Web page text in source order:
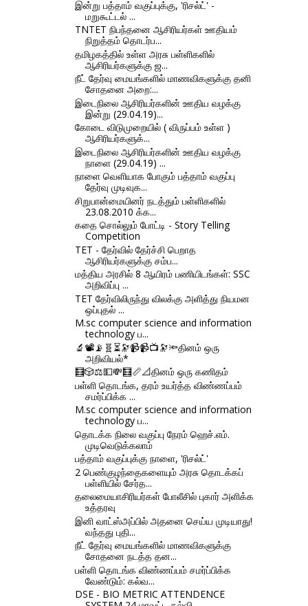
இன்று பத்தாம் வகுப்புக்கு, 'ரிசல்ட்' -
மறுகூட்டல் ...
TNTET நிபந்தனை ஆசிரியர்கள் ஊதியம்
நிறுத்தம் தொடர்ப...
தமிழகத்தில் உள்ள அரசு பள்ளிகளில்
ஆசிரியர்களுக்கு ஜ...
நீட் தேர்வு மையங்களில் மாணவிகளுக்கு தனி
சோதனை அறை:...
இடைநிலை ஆசிரியர்களின் ஊதிய வழக்கு
இன்று (29.04.19)...
கோடை விடுமுறையில் ( விருப்பம் உள்ள )
ஆசிரியர்களுக்...
இடைநிலை ஆசிரியர்களின் ஊதிய வழக்கு
நாளை (29.04.19) ...
நாளை வெளியாக போகும் பத்தாம் வகுப்பு
தேர்வு முடிவுக...
சிறுபான்மையினர் நடத்தும் பள்ளிகளில்
23.08.2010 க்க...
கதை சொல்லும் போட்டி - Story Telling
Competition
TET - தேர்வில் தேர்ச்சி பெறாத
ஆசிரியர்களுக்கு சம்ப...
மத்திய அரசில் 8 ஆயிரம் பணியிடங்கள்: SSC
அறிவிப்பு ...
TET தேர்விலிருந்து விலக்கு அளித்து நியமன
ஒப்புதல் ...
M.sc computer science and information
technology ப...
🔬📽📡🧬⏳🔭📹📹📺🔭🔦தினம் ஒரு
அறிவியல்*
🧮🎲⚖💵💸🧮📏📐தினம் ஒரு கணிதம்
பள்ளி தொடங்க, தரம் உயர்த்த விண்ணப்பம்
சமர்ப்பிக்க ...
M.sc computer science and information
technology ப...
தொடக்க நிலை வகுப்பு நேரம் ஹெச்.எம்.
முடிவெடுக்கலாம்
பத்தாம் வகுப்புக்கு நாளை, 'ரிசல்ட்'
2 பெண்குழந்தைகளையும் அரசு தொடக்கப்
பள்ளியில் சேர்த...
தலைமையாசிரியர்கள் போலீசில் புகார் அளிக்க
உத்தரவு
இனி வாட்ஸ்அப்பில் அதனை செய்ய முடியாது!
வந்தது புதி...
நீட் தேர்வு மையங்களில் மாணவிகளுக்கு
சோதனை நடத்த தன...
பள்ளி தொடங்க விண்ணப்பம் சமர்ப்பிக்க
வேண்டும்: கல்வ...
DSE - BIO METRIC ATTENDENCE